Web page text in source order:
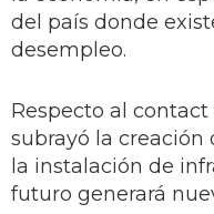
del país donde
desempleo.
Respecto al
subrayó la creación
la instalación de
futuro generará